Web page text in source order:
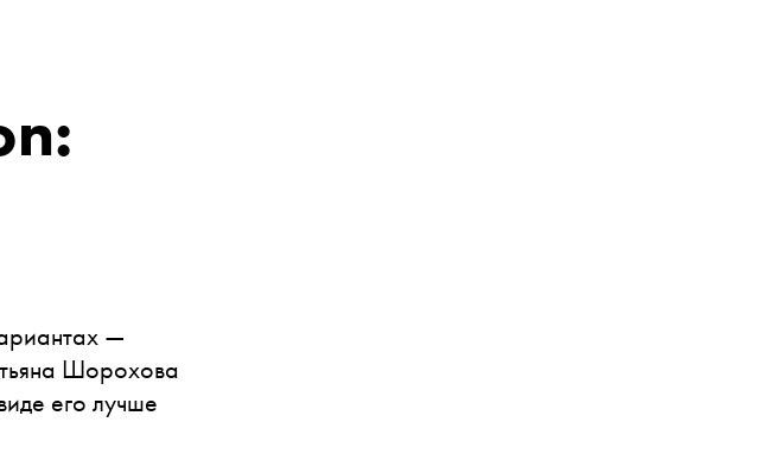
—
Шорохова
его лучше